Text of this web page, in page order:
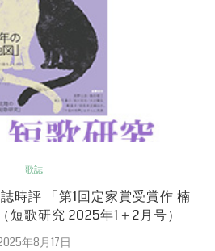
歌誌
時評 「第1回定家賞受賞作 楠
歌研究 2025年1＋2月号）
年8月17日